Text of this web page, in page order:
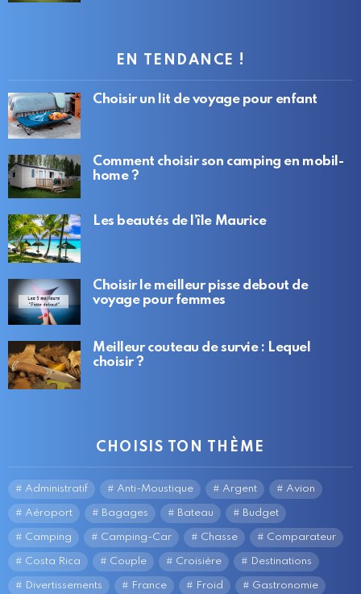
EN TENDANCE !
Choisir un lit de voyage pour enfant
Comment choisir son camping en mobil-
home ?
Les beautés de l’île Maurice
Choisir le meilleur pisse debout de
voyage pour femmes
Meilleur couteau de survie : Lequel
choisir ?
CHOISIS TON THÈME
Administratif Anti-Moustique Argent Avion
Aéroport Bagages Bateau Budget
Camping Camping-Car Chasse Comparateur
Costa Rica Couple Croisière Destinations
Divertissements France Froid Gastronomie